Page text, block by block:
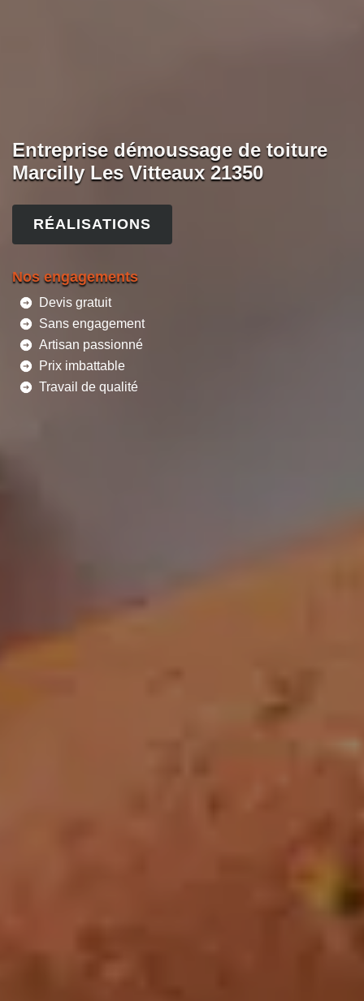
Entreprise démoussage de toiture
Marcilly Les Vitteaux 21350
RÉALISATIONS
Nos engagements
Devis gratuit
Sans engagement
Artisan passionné
Prix imbattable
Travail de qualité